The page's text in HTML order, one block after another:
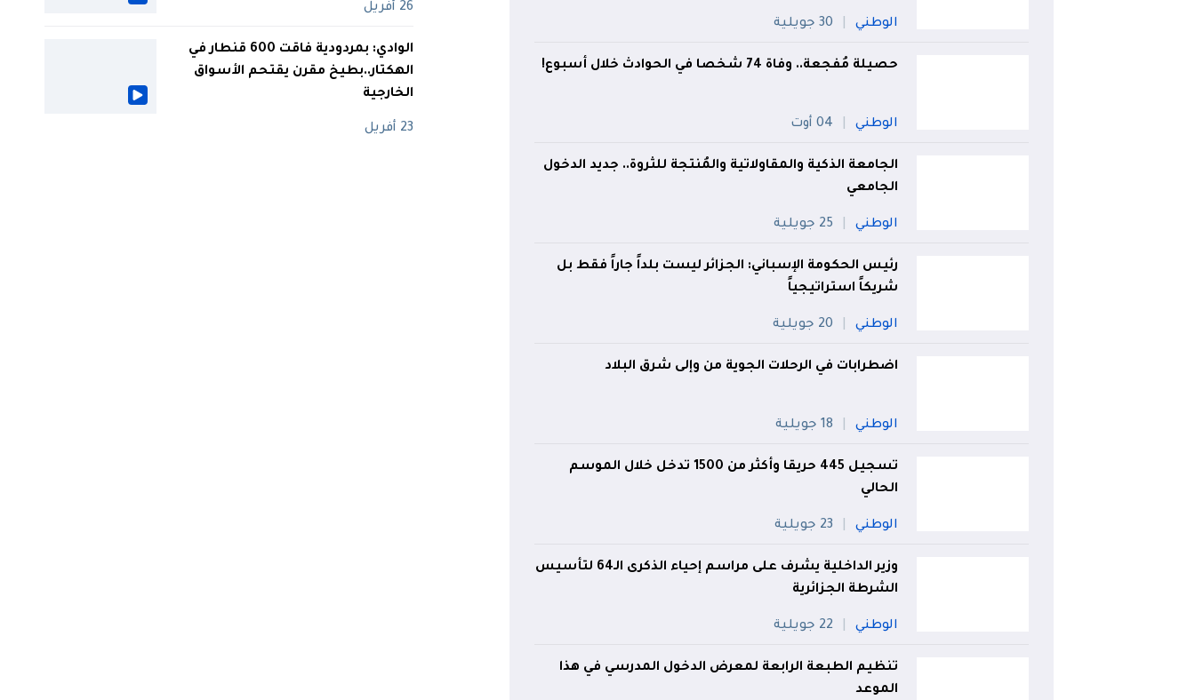
الوطني 30 جويلية
حصيلة مُفجعة.. وفاة 74 شخصا في الحوادث خلال أسبوع!
الوطني 04 أوت
الجامعة الذكية والمقاولاتية والمُنتجة للثروة.. جديد الدخول
الجامعي
الوطني 25 جويلية
رئيس الحكومة الإسباني: الجزائر ليست بلداً جاراً فقط بل
شريكاً استراتيجياً
الوطني 20 جويلية
اضطرابات في الرحلات الجوية من وإلى شرق البلاد
الوطني 18 جويلية
تسجيل 445 حريقا وأكثر من 1500 تدخل خلال الموسم
الحالي
الوطني 23 جويلية
وزير الداخلية يشرف على مراسم إحياء الذكرى الـ64 لتأسيس
الشرطة الجزائرية
الوطني 22 جويلية
تنظيم الطبعة الرابعة لمعرض الدخول المدرسي في هذا
الموعد
26 أفريل
الوادي: بمردودية فاقت 600 قنطار في
الهكتار..بطيخ مقرن يقتحم الأسواق
الخارجية
23 أفريل